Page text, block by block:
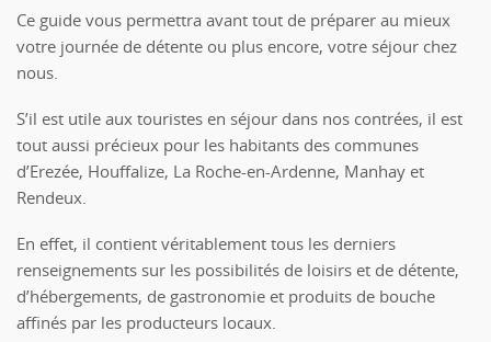
Ce guide vous permettra avant tout de préparer au mieux
votre journée de détente ou plus encore, votre séjour chez
nous.
S’il est utile aux touristes en séjour dans nos contrées, il est
tout aussi précieux pour les habitants des communes
d’Erezée, Houffalize, La Roche-en-Ardenne, Manhay et
Rendeux.
En effet, il contient véritablement tous les derniers
renseignements sur les possibilités de loisirs et de détente,
d’hébergements, de gastronomie et produits de bouche
affinés par les producteurs locaux.